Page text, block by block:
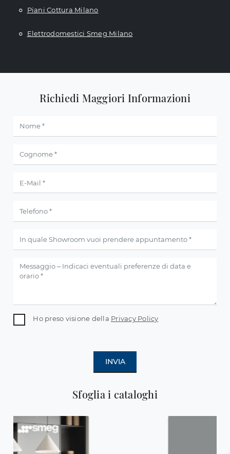
Piani Cottura Milano
Elettrodomestici Smeg Milano
Sfoglia i cataloghi
Richiedi Maggiori Informazioni
Ho preso visione della Privacy Policy
INVIA